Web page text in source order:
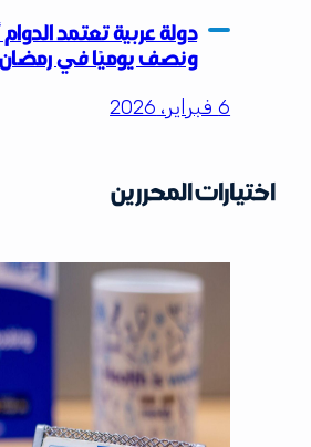
دولة عربية تعتمد
ونصف يوميًا في رمضان
6 فبراير، 2026
اختيارات المحررين